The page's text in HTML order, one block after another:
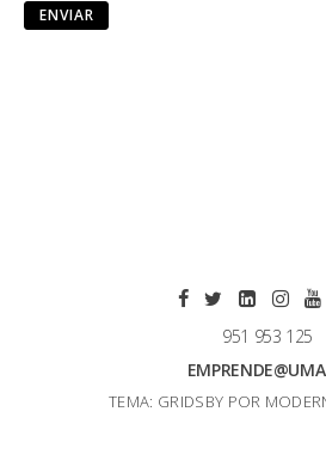
951 953 125
TEMA: GRIDSBY POR